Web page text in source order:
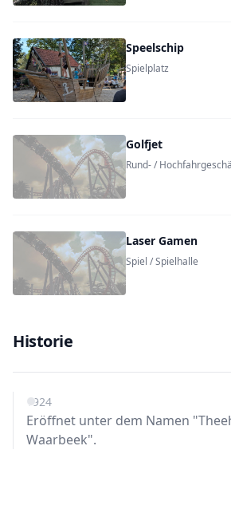
Speelschip
Spielplatz
Golfjet
Rund- /
Laser Gamen
Spiel / Spielhalle
Historie
1924
Eröffnet unter dem Namen
Waarbeek".